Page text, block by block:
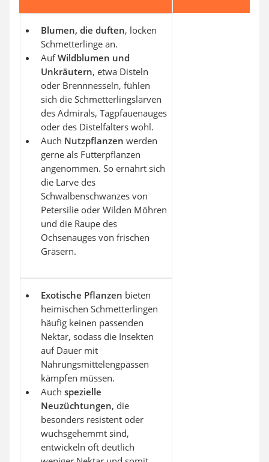
Blumen, die duften, locken
Schmetterlinge an.
AufWildblumen und
Unkräutern, etwa Disteln
oder Brennnesseln, fühlen
sich die Schmetterlingslarven
des Admirals, Tagpfauenauges
oder des Distelfalters wohl.
Auch Nutzpflanzen werden
gerne als Futterpflanzen
angenommen. So ernährt sich
die Larve des
Schwalbenschwanzes von
Petersilie oder Wilden Möhren
und die Raupe des
Ochsenauges von frischen
Gräsern.
Exotische Pflanzen bieten
heimischen Schmetterlingen
häufig keinen passenden
Nektar, sodass die Insekten
auf Dauer mit
Nahrungsmittelengpässen
kämpfen müssen.
Auch spezielle
Neuzüchtungen, die
besonders resistent oder
wuchsgehemmt sind,
entwickeln oft deutlich